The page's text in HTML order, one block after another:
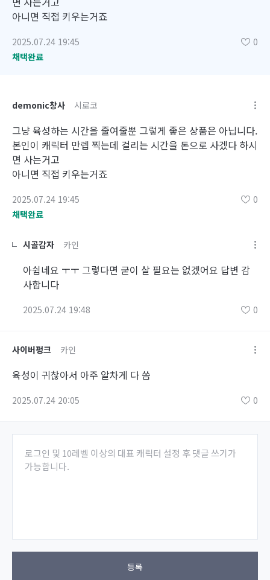
아니면 직접 키우는거죠
2025.07.24 19:45
0
채택완료
demonic창사 시로코
그냥 육성하는 시간을 줄여줄뿐 그렇게 좋은 상품은 아닙니다.
본인이 캐릭터 만렙 찍는데 걸리는 시간을 돈으로 사겠다 하시
면 사는거고
아니면 직접 키우는거죠
2025.07.24 19:45
0
채택완료
시골감자 카인
아쉽네요 ㅜㅜ 그렇다면 굳이 살 필요는 없겠어요 답변 감
사합니다
2025.07.24 19:48 0
사이버펑크 카인
육성이 귀찮아서 아주 알차게 다 씀
2025.07.24 20:05 0
로그인 및 10레벨 이상의 대표 캐릭터 설정 후 댓글 쓰기가
가능합니다.
등록